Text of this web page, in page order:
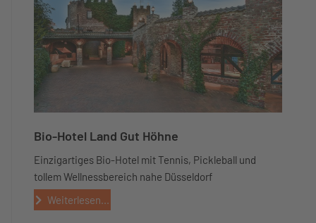
Bio-Hotel Land Gut Höhne
Einzigartiges Bio-Hotel mit Tennis, Pickleball und
tollem Wellnessbereich nahe Düsseldorf
Weiterlesen...